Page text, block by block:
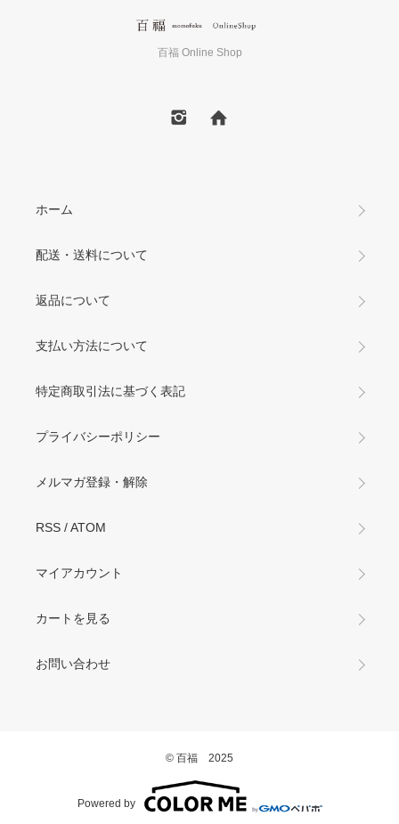
百福 Online Shop
ホーム
配送・送料について
返品について
支払い方法について
特定商取引法に基づく表記
プライバシーポリシー
メルマガ登録・解除
RSS /ATOM
マイアカウント
カートを見る
お問い合わせ
© 百福 2025
Powered by